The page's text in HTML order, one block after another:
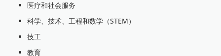
医疗和社会服务
科学、技术、工程和数学（STEM）
技工
教育